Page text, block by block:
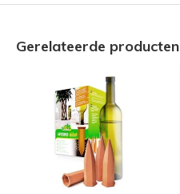
Gerelateerde producten